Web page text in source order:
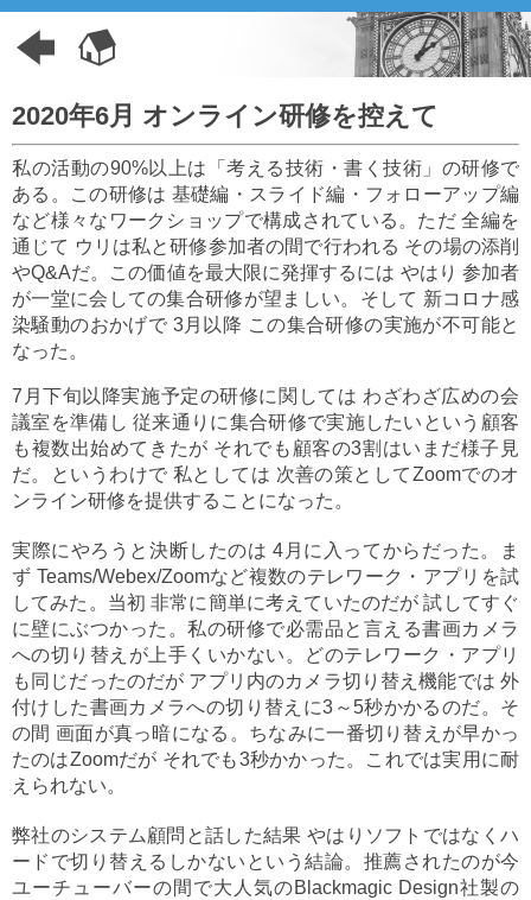
2020年6月 オンライン研修を控えて
私の活動の90%以上は「考える技術・書く技術」の研修で
ある。この研修は 基礎編・スライド編・フォローアップ編
など様々なワークショップで構成されている。ただ 全編を
通じて ウリは私と研修参加者の間で行われる その場の添削
やQ&Aだ。この価値を最大限に発揮するには やはり 参加者
が一堂に会しての集合研修が望ましい。そして 新コロナ感
染騒動のおかげで 3月以降 この集合研修の実施が不可能と
なった。
7月下旬以降実施予定の研修に関しては わざわざ広めの会
議室を準備し 従来通りに集合研修で実施したいという顧客
も複数出始めてきたが それでも顧客の3割はいまだ様子見
だ。というわけで 私としては 次善の策としてZoomでのオ
ンライン研修を提供することになった。
実際にやろうと決断したのは 4月に入ってからだった。ま
ず Teams/Webex/Zoomなど複数のテレワーク・アプリを試
してみた。当初 非常に簡単に考えていたのだが 試してすぐ
に壁にぶつかった。私の研修で必需品と言える書画カメラ
への切り替えが上手くいかない。どのテレワーク・アプリ
も同じだったのだが アプリ内のカメラ切り替え機能では 外
付けした書画カメラへの切り替えに3～5秒かかるのだ。そ
の間 画面が真っ暗になる。ちなみに一番切り替えが早かっ
たのはZoomだが それでも3秒かかった。これでは実用に耐
えられない。
弊社のシステム顧問と話した結果 やはりソフトではなくハ
ードで切り替えるしかないという結論。推薦されたのが今
ユーチューバーの間で大人気のBlackmagic Design社製の